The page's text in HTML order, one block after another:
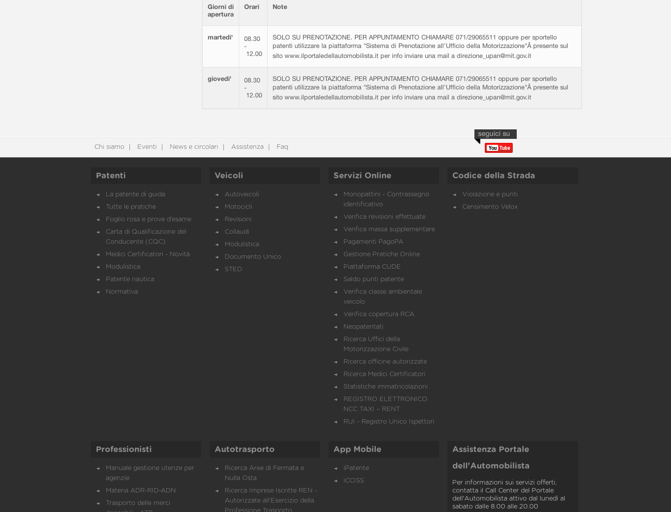
Giorni di
apertura
Orari Note
martedi'
08.30
-
12.00
SOLO SU PRENOTAZIONE. PER APPUNTAMENTO CHIAMARE 071/29065511 oppure per sportello
patenti utilizzare la piattaforma "Sistema di Prenotazione all'Ufficio della Motorizzazione"Â presente sul
sito www.ilportaledellautomobilista.it per info inviare una mail a direzione_upan@mit.gov.it
giovedi'
08.30
-
12.00
SOLO SU PRENOTAZIONE. PER APPUNTAMENTO CHIAMARE 071/29065511 oppure per sportello
patenti utilizzare la piattaforma "Sistema di Prenotazione all'Ufficio della Motorizzazione"Â presente sul
sito www.ilportaledellautomobilista.it per info inviare una mail a direzione_upan@mit.gov.it
Chi siamo Eventi News e circolari Assistenza Faq
Patenti
La patente di guida
Tutte le pratiche
Foglio rosa e prove d’esame
Carta di Qualificazione del
Conducente (CQC)
Medici Certificatori - Novità
Modulistica
Patente nautica
Normativa
Veicoli
Autoveicoli
Motocicli
Revisioni
Collaudi
Modulistica
Documento Unico
STED
Servizi Online
Monopattini - Contrassegno
identificativo
Verifica revisioni effettuate
Verifica massa supplementare
Pagamenti PagoPA
Gestione Pratiche Online
Piattaforma CUDE
Saldo punti patente
Verifica classe ambientale
veicolo
Verifica copertura RCA
Neopatentati
Ricerca Uffici della
Motorizzazione Civile
Ricerca officine autorizzate
Ricerca Medici Certificatori
Statistiche immatricolazioni
REGISTRO ELETTRONICO
NCC TAXI – RENT
RUI - Registro Unico Ispettori
Codice della Strada
Violazione e punti
Censimento Velox
Professionisti
Manuale gestione utenze per
agenzie
Materia ADR-RID-ADN
Trasporto delle merci
Autotrasporto
Ricerca Aree di Fermata e
Nulla Osta
Ricerca Imprese Iscritte REN -
Autorizzate all'Esercizio della
App Mobile
iPatente
iCCISS
Assistenza Portale
dell'Automobilista
Per informazioni sui servizi offerti,
contatta il Call Center del Portale
dell'Automobilista attivo dal lunedì al
sabato dalle 8.00 alle 20.00